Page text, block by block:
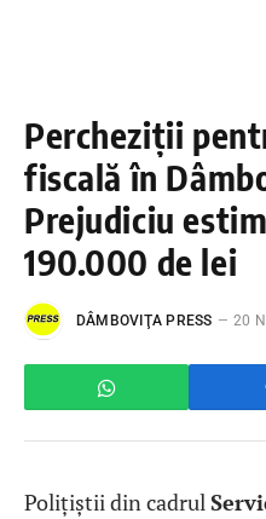
Percheziții
fiscală în
Prejudiciu
190.000 de lei
DÂMBOVIŢA PRESS 20
Polițiștii din cadrul